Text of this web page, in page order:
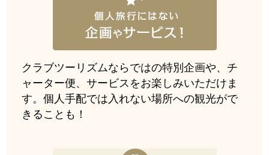
クラブツーリズムならではの特別企画や、チ
ャーター便、サービスをお楽しみいただけま
す。個人手配では入れない場所への観光がで
きることも！